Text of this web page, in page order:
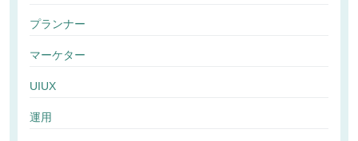
プランナー
マーケター
UIUX
運用